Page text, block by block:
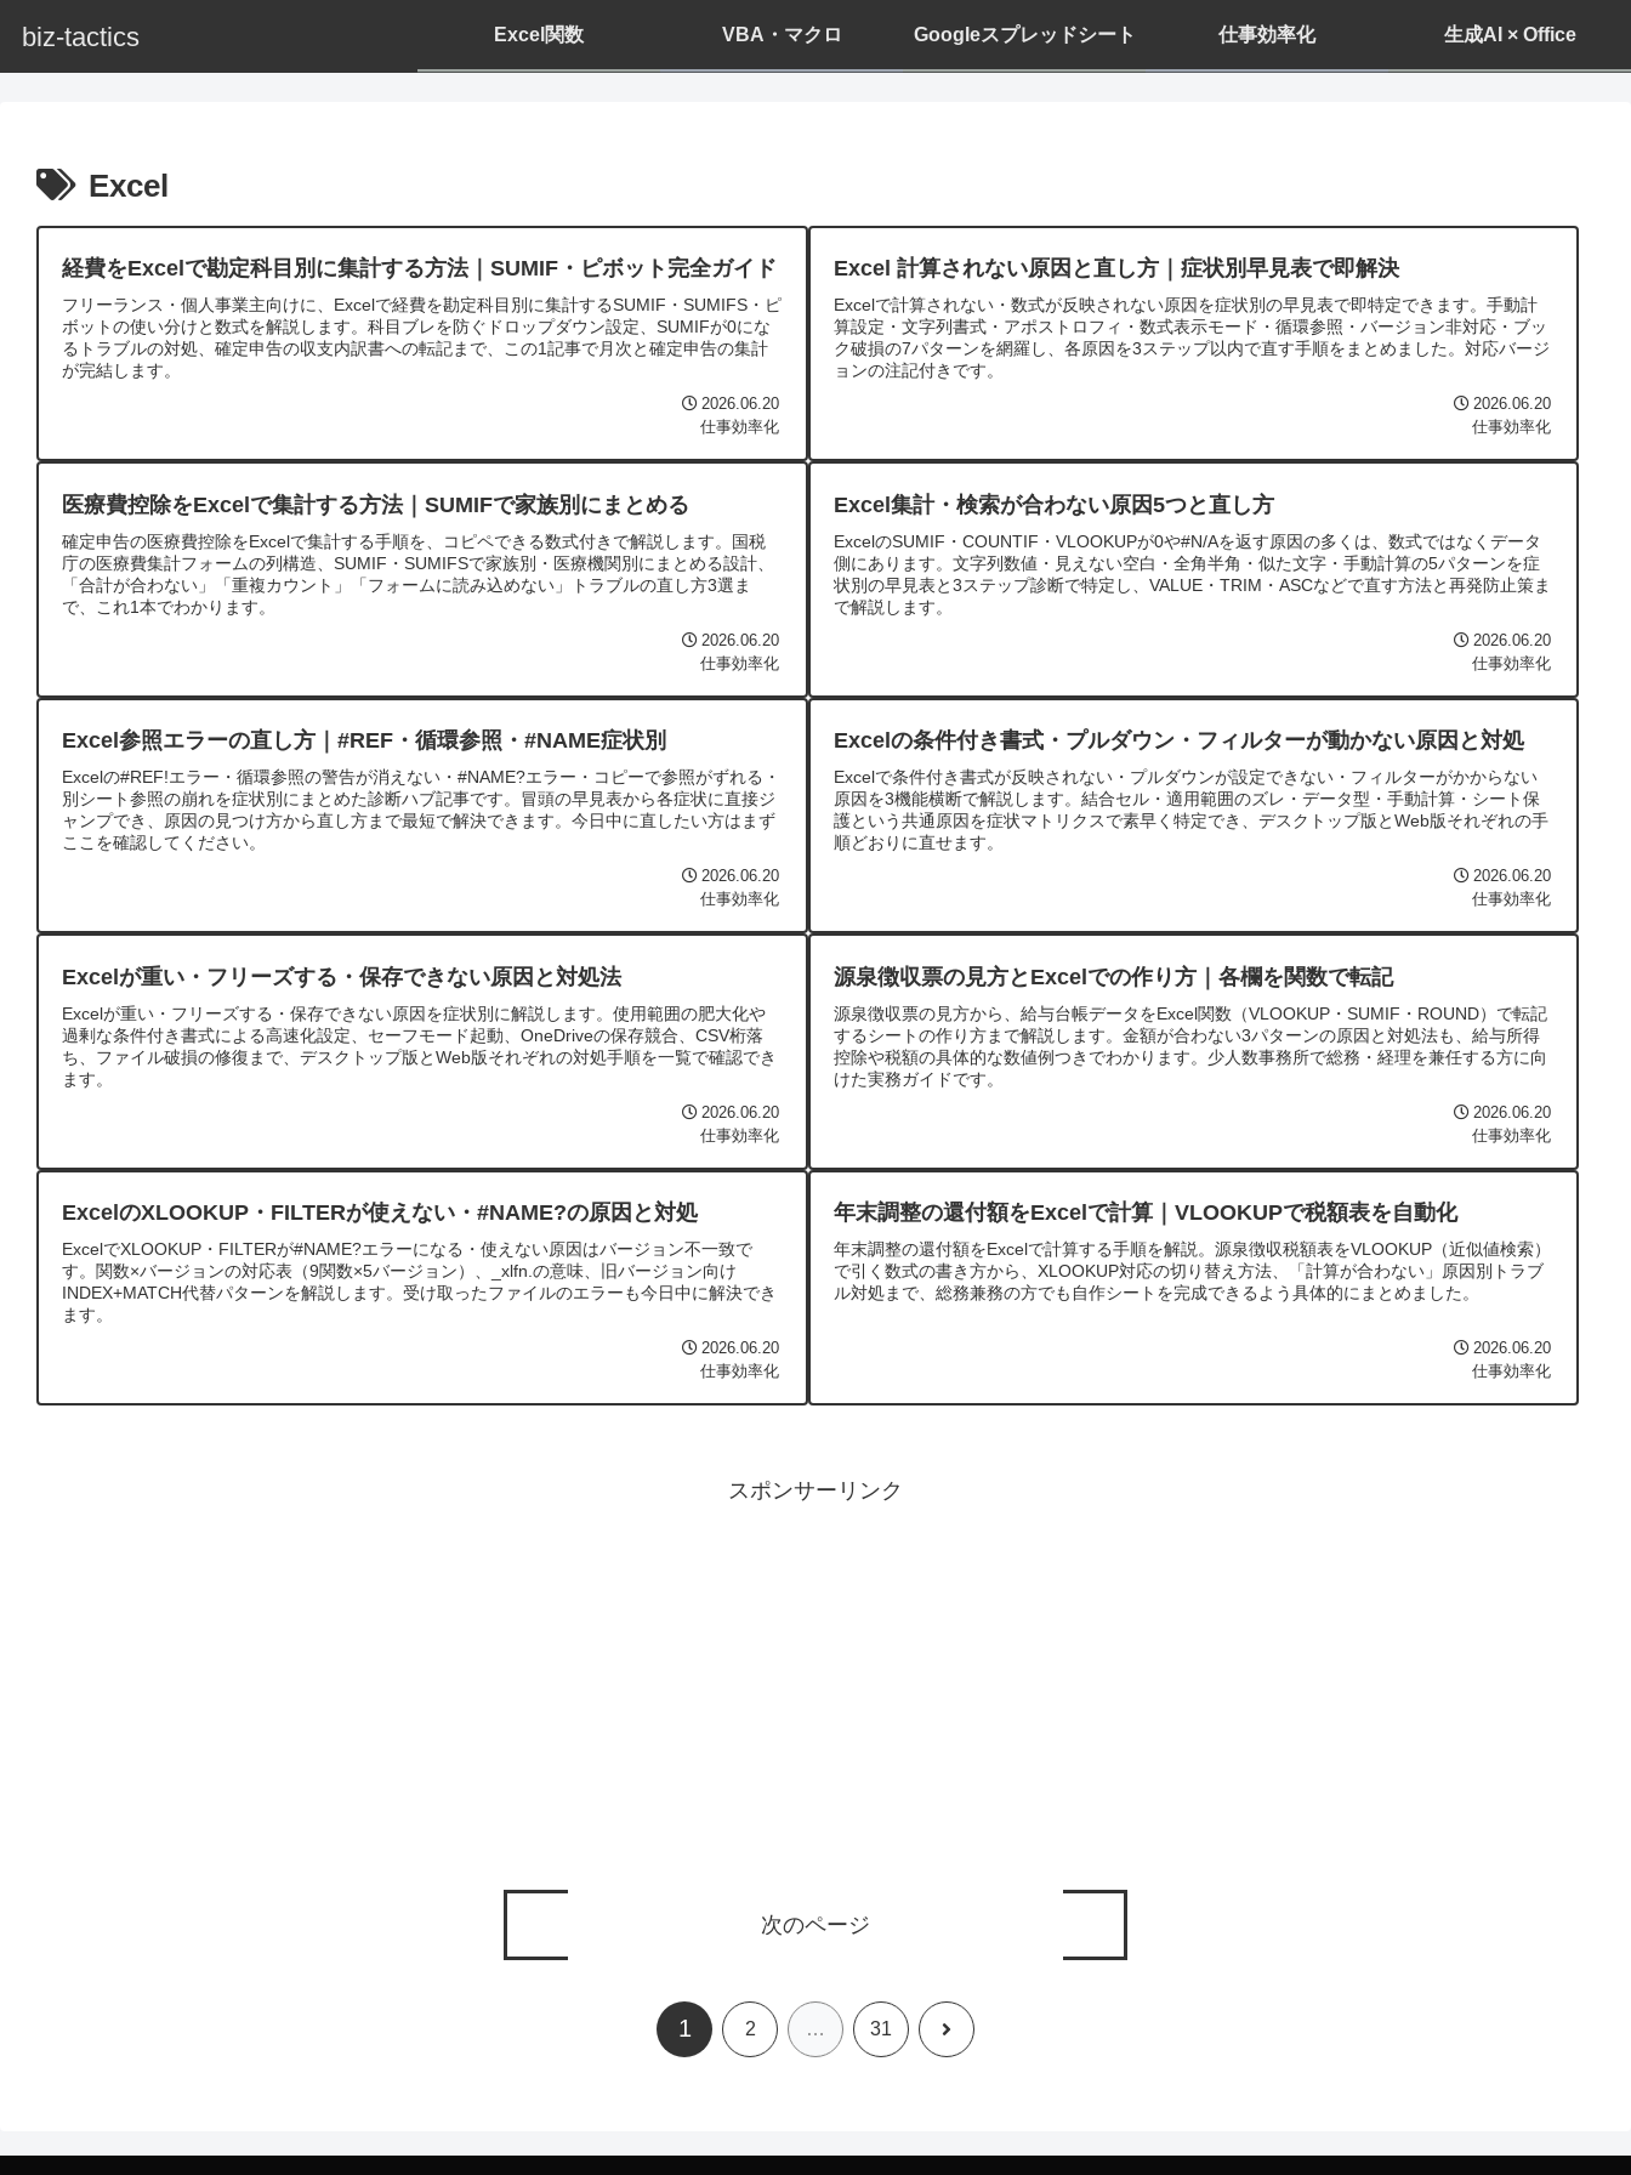
biz-tactics Excel関数 VBA・マクロ Googleスプレッドシート 仕事効率化 生成AI × Office
Excel
経費をExcelで勘定科目別に集計する方法｜SUMIF・ピボット完全ガイド
フリーランス・個人事業主向けに、Excelで経費を勘定科目別に集計するSUMIF・SUMIFS・ピ
ボットの使い分けと数式を解説します。科目ブレを防ぐドロップダウン設定、SUMIFが0にな
るトラブルの対処、確定申告の収支内訳書への転記まで、この1記事で月次と確定申告の集計
が完結します。
2026.06.20
仕事効率化
Excel 計算されない原因と直し方｜症状別早見表で即解決
Excelで計算されない・数式が反映されない原因を症状別の早見表で即特定できます。手動計
算設定・文字列書式・アポストロフィ・数式表示モード・循環参照・バージョン非対応・ブッ
ク破損の7パターンを網羅し、各原因を3ステップ以内で直す手順をまとめました。対応バージ
ョンの注記付きです。
2026.06.20
仕事効率化
医療費控除をExcelで集計する方法｜SUMIFで家族別にまとめる
確定申告の医療費控除をExcelで集計する手順を、コピペできる数式付きで解説します。国税
庁の医療費集計フォームの列構造、SUMIF・SUMIFSで家族別・医療機関別にまとめる設計、
「合計が合わない」「重複カウント」「フォームに読み込めない」トラブルの直し方3選ま
で、これ1本でわかります。
2026.06.20
仕事効率化
Excel集計・検索が合わない原因5つと直し方
ExcelのSUMIF・COUNTIF・VLOOKUPが0や#N/Aを返す原因の多くは、数式ではなくデータ
側にあります。文字列数値・見えない空白・全角半角・似た文字・手動計算の5パターンを症
状別の早見表と3ステップ診断で特定し、VALUE・TRIM・ASCなどで直す方法と再発防止策ま
で解説します。
2026.06.20
仕事効率化
Excel参照エラーの直し方｜#REF・循環参照・#NAME症状別
Excelの#REF!エラー・循環参照の警告が消えない・#NAME?エラー・コピーで参照がずれる・
別シート参照の崩れを症状別にまとめた診断ハブ記事です。冒頭の早見表から各症状に直接ジ
ャンプでき、原因の見つけ方から直し方まで最短で解決できます。今日中に直したい方はまず
ここを確認してください。
2026.06.20
仕事効率化
Excelの条件付き書式・プルダウン・フィルターが動かない原因と対処
Excelで条件付き書式が反映されない・プルダウンが設定できない・フィルターがかからない
原因を3機能横断で解説します。結合セル・適用範囲のズレ・データ型・手動計算・シート保
護という共通原因を症状マトリクスで素早く特定でき、デスクトップ版とWeb版それぞれの手
順どおりに直せます。
2026.06.20
仕事効率化
Excelが重い・フリーズする・保存できない原因と対処法
Excelが重い・フリーズする・保存できない原因を症状別に解説します。使用範囲の肥大化や
過剰な条件付き書式による高速化設定、セーフモード起動、OneDriveの保存競合、CSV桁落
ち、ファイル破損の修復まで、デスクトップ版とWeb版それぞれの対処手順を一覧で確認でき
ます。
2026.06.20
仕事効率化
源泉徴収票の見方とExcelでの作り方｜各欄を関数で転記
源泉徴収票の見方から、給与台帳データをExcel関数（VLOOKUP・SUMIF・ROUND）で転記
するシートの作り方まで解説します。金額が合わない3パターンの原因と対処法も、給与所得
控除や税額の具体的な数値例つきでわかります。少人数事務所で総務・経理を兼任する方に向
けた実務ガイドです。
2026.06.20
仕事効率化
ExcelのXLOOKUP・FILTERが使えない・#NAME?の原因と対処
ExcelでXLOOKUP・FILTERが#NAME?エラーになる・使えない原因はバージョン不一致で
す。関数×バージョンの対応表（9関数×5バージョン）、_xlfn.の意味、旧バージョン向け
INDEX+MATCH代替パターンを解説します。受け取ったファイルのエラーも今日中に解決でき
ます。
2026.06.20
仕事効率化
年末調整の還付額をExcelで計算｜VLOOKUPで税額表を自動化
年末調整の還付額をExcelで計算する手順を解説。源泉徴収税額表をVLOOKUP（近似値検索）
で引く数式の書き方から、XLOOKUP対応の切り替え方法、「計算が合わない」原因別トラブ
ル対処まで、総務兼務の方でも自作シートを完成できるよう具体的にまとめました。
2026.06.20
仕事効率化
スポンサーリンク
次のページ
1 2 … 31 次